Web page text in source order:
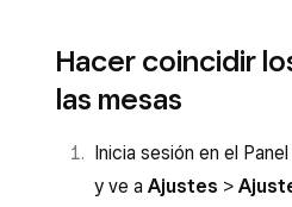
Hacer coincidir
las mesas
Inicia sesión en el
y ve a Ajustes >